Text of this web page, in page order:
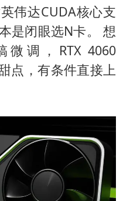
伟达CUDA核心支
是闭眼选N卡。 想
调，RTX 4060
点，有条件直接上